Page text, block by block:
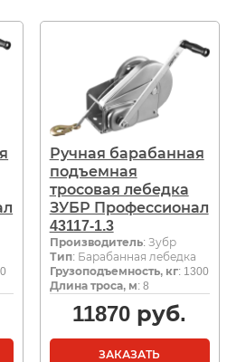
Ручная барабанная
подъемная
тросовая лебедка
ЗУБР Профессионал
43117-1.3
Производитель: Зубр
Тип: Барабанная лебедка
Грузоподъемность, кг: 1300
Длина троса, м: 8
11870 руб.
ЗАКАЗАТЬ